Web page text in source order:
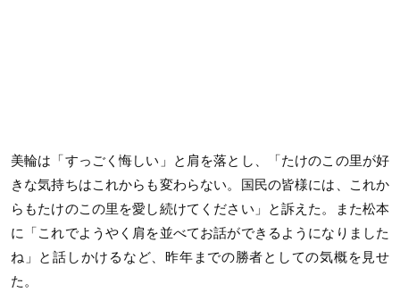
美輪は「すっごく悔しい」と肩を落とし、「たけのこの里が好
きな気持ちはこれからも変わらない。国民の皆様には、これか
らもたけのこの里を愛し続けてください」と訴えた。また松本
に「これでようやく肩を並べてお話ができるようになりました
ね」と話しかけるなど、昨年までの勝者としての気概を見せ
た。